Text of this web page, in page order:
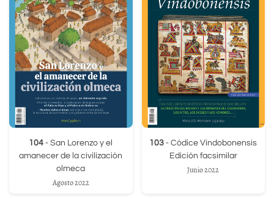
104 - San Lorenzo y el
amanecer de la civilización
olmeca
Agosto 2022
103 - Códice Vindobonensis
Edición facsimilar
Junio 2022